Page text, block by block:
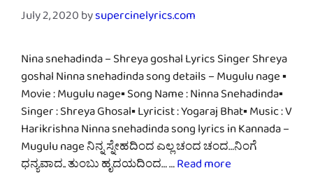
July 2, 2020bysupercinelyrics.com
Nina snehadinda – Shreya goshal Lyrics Singer Shreya
goshal Ninna snehadinda song details – Mugulu nage ▪
Movie : Mugulu nage▪ Song Name : Ninna Snehadinda▪
Singer : Shreya Ghosal▪ Lyricist : Yogaraj Bhat▪ Music : V
Harikrishna Ninna snehadinda song lyrics in Kannada –
Mugulu nage ನಿನ್ನ ಸ್ನೇಹದಿಂದ ಎಲ್ಲ ಚಂದ ಚಂದ…ನಿಂಗೆ
ಧನ್ಯವಾದ.. ತುಂಬು ಹೃದಯದಿಂದ… …Read more